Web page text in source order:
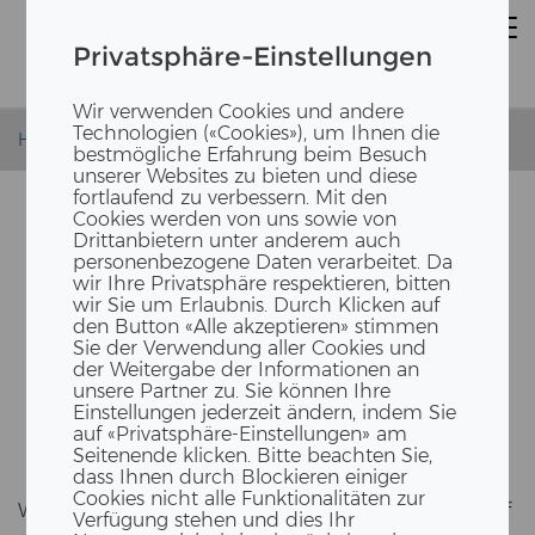
Privatsphäre-Einstellungen
Wir verwenden Cookies und andere
Technologien («Cookies»), um Ihnen die
bestmögliche Erfahrung beim Besuch
unserer Websites zu bieten und diese
fortlaufend zu verbessern. Mit den
Cookies werden von uns sowie von
Drittanbietern unter anderem auch
personenbezogene Daten verarbeitet. Da
wir Ihre Privatsphäre respektieren, bitten
wir Sie um Erlaubnis. Durch Klicken auf
den Button «Alle akzeptieren» stimmen
Sie der Verwendung aller Cookies und
der Weitergabe der Informationen an
unsere Partner zu. Sie können Ihre
Einstellungen jederzeit ändern, indem Sie
auf «Privatsphäre-Einstellungen» am
Seitenende klicken. Bitte beachten Sie,
dass Ihnen durch Blockieren einiger
Cookies nicht alle Funktionalitäten zur
Verfügung stehen und dies Ihr
Homepage News ERNE 1 Jahr in Bern
ERNE 1 JAHR IN BERN
Wir fei­ern unser ein­jäh­ri­ges Ju­bi­lä­um und bli­cken auf